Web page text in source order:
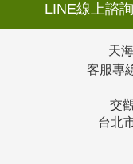
棟，也就是說一棟別
亭、泳池…等別墅內設
價指定，請洽您的服
16. SPA使用限制說
17. 此行程僅安排三
18. 於峇里島機場提
Declaration】。
可攜帶2公升酒類、
境。印尼境內保護類
入境。外幣及旅行支票
峇里島氣候屬赤道熱帶
四月 ~ 十月是乾季，
每年七到九月峇里島
LINE線上諮詢
天
客服專
交
台北